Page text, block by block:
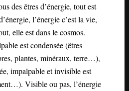
des êtres d’énergie, tout est
l’énergie c’est la vie,
elle est dans le cosmos.
est condensée (êtres
plantes, minéraux, terre…),
impalpable et invisible est
Visible ou pas, l’énergie